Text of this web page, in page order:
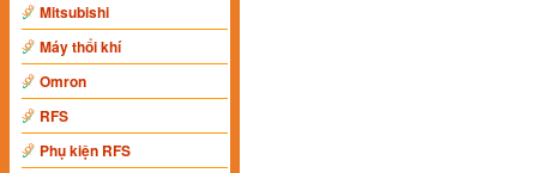
Mitsubishi
Máy thổi khí
Omron
RFS
Phụ kiện RFS